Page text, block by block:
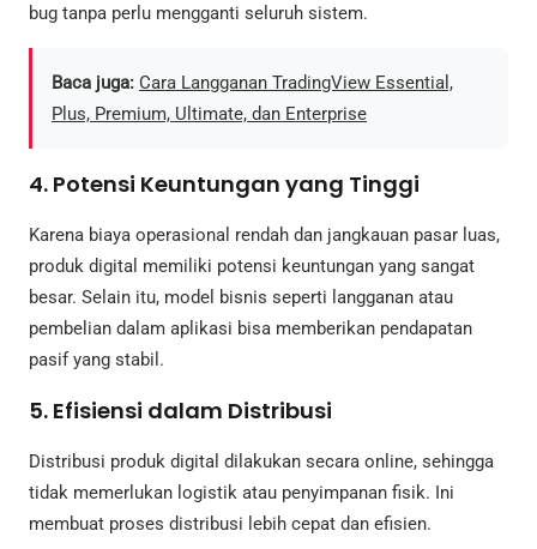
bug tanpa perlu mengganti seluruh sistem.
Baca juga: Cara Langganan TradingView Essential,
Plus, Premium, Ultimate, dan Enterprise
4. Potensi Keuntungan yang Tinggi
Karena biaya operasional rendah dan jangkauan pasar luas,
produk digital memiliki potensi keuntungan yang sangat
besar. Selain itu, model bisnis seperti langganan atau
pembelian dalam aplikasi bisa memberikan pendapatan
pasif yang stabil.
5. Efisiensi dalam Distribusi
Distribusi produk digital dilakukan secara online, sehingga
tidak memerlukan logistik atau penyimpanan fisik. Ini
membuat proses distribusi lebih cepat dan efisien.